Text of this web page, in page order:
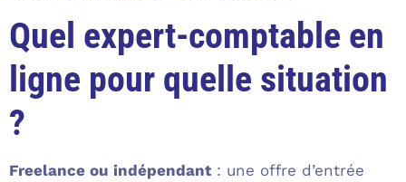
Quel expert-comptable en
ligne pour quelle situation
?
Freelance ou indépendant : une offre d’entrée